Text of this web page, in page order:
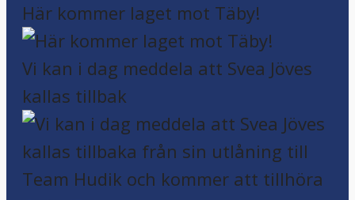
Här kommer laget mot Täby!
Vi kan i dag meddela att Svea Jöves
kallas tillbak